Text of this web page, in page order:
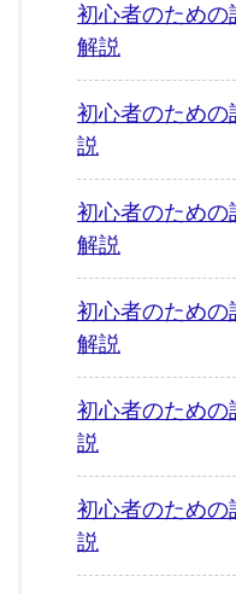
初心者のため
解説
初心者のため
説
初心者のため
解説
初心者のため
解説
初心者のため
説
初心者のため
説